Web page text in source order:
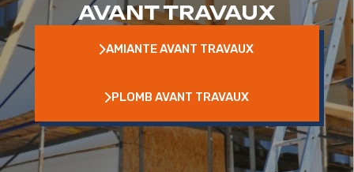
AVANT TRAVAUX
AMIANTE AVANT TRAVAUX
PLOMB AVANT TRAVAUX